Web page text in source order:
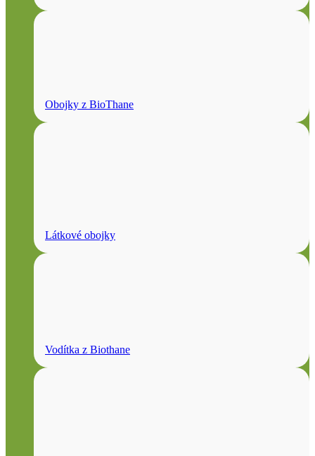
Obojky z BioThane
Látkové obojky
Vodítka z Biothane